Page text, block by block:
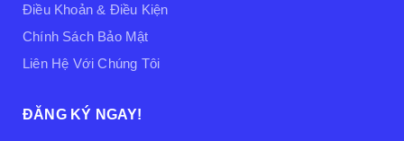
Điều Khoản & Điều Kiện
Chính Sách Bảo Mật
Liên Hệ Với Chúng Tôi
ĐĂNG KÝ NGAY!